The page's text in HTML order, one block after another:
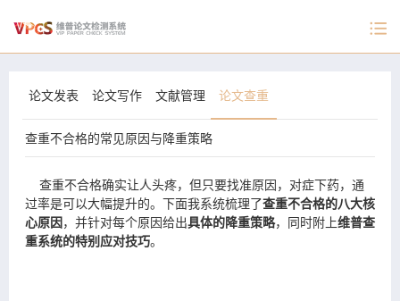
论文发表 论文写作 文献管理 论文查重
查重不合格的常见原因与降重策略
查重不合格确实让人头疼，但只要找准原因，对症下药，通
过率是可以大幅提升的。下面我系统梳理了查重不合格的八大核
心原因，并针对每个原因给出具体的降重策略，同时附上维普查
重系统的特别应对技巧。